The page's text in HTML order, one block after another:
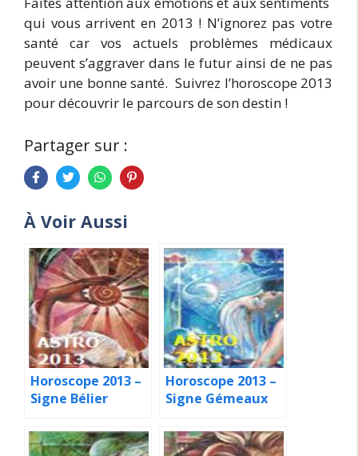
qui vous arrivent en 2013 ! N’ignorez pas votre
santé car vos actuels problèmes médicaux
peuvent s’aggraver dans le futur ainsi de ne pas
avoir une bonne santé. Suivrez l’horoscope 2013
pour découvrir le parcours de son destin !
Partager sur :
À Voir Aussi
Horoscope 2013 –
Signe Bélier
Horoscope 2013 –
Signe Gémeaux